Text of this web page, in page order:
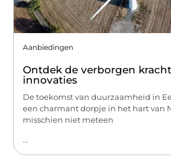
Aanbiedingen
Ontdek de verborgen
innovaties
De toekomst van duurzaamheid in
een charmant dorpje in het hart van
misschien niet meteen
...